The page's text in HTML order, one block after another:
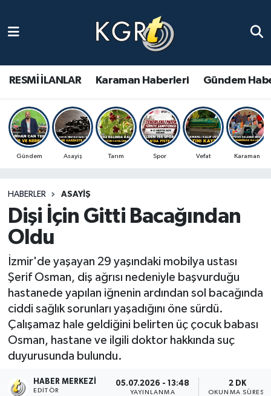
RESMİ İLANLAR Karaman Haberleri Gündem
Gündem Asayiş Tarım Spor Vefat Karaman
HABERLER ASAYIŞ
Dişi İçin Gitti Bacağından
Oldu
İzmir'de yaşayan 29 yaşındaki mobilya ustası
Şerif Osman, diş ağrısı nedeniyle başvurduğu
hastanede yapılan iğnenin ardından sol bacağında
ciddi sağlık sorunları yaşadığını öne sürdü.
Çalışamaz hale geldiğini belirten üç çocuk babası
Osman, hastane ve ilgili doktor hakkında suç
duyurusunda bulundu.
HABER MERKEZI
EDITÖR
05.07.2026 - 13:48
YAYINLANMA
2 DK
OKUNMA SÜRESI
Gündem Haberleri
Güncel Haberler
Spor Haberleri
Ulusal Haberler
Vefat Edenler